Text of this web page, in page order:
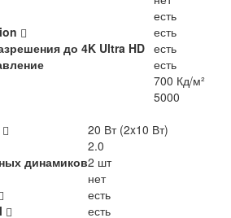
есть
есть
до 4K Ultra HD есть
есть
700 Кд/м²
5000
20 Вт (2x10 Вт)
2.0
динамиков2 шт
нет
есть
есть